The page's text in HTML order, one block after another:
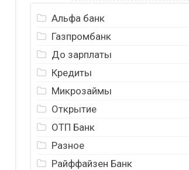
Альфа банк
Газпромбанк
До зарплаты
Кредиты
Микрозаймы
Открытие
ОТП Банк
Разное
Райффайзен Банк